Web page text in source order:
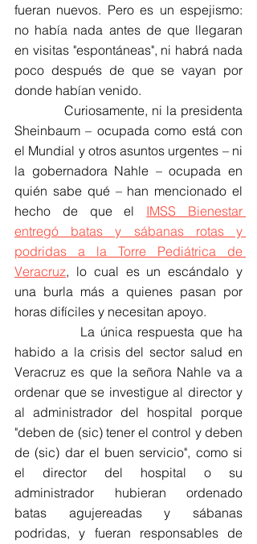
fueran nuevos. Pero es un espejismo:
no había nada antes de que llegaran
en visitas "espontáneas", ni habrá nada
poco después de que se vayan por
donde habían venido.
Curiosamente, ni la presidenta
Sheinbaum – ocupada como está con
el Mundial y otros asuntos urgentes – ni
la gobernadora Nahle – ocupada en
quién sabe qué – han mencionado el
hecho de que el IMSS Bienestar
entregó batas y sábanas rotas y
podridas a la Torre Pediátrica de
Veracruz, lo cual es un escándalo y
una burla más a quienes pasan por
horas difíciles y necesitan apoyo.
La única respuesta que ha
habido a la crisis del sector salud en
Veracruz es que la señora Nahle va a
ordenar que se investigue al director y
al administrador del hospital porque
"deben de (sic) tener el control y deben
de (sic) dar el buen servicio", como si
el director del hospital o su
administrador hubieran ordenado
batas agujereadas y sábanas
podridas, y fueran responsables de